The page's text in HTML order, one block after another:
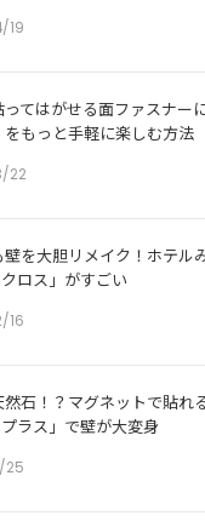
19
てはがせる面ファスナー
をもっと手軽に楽しむ方法
22
を大胆リメイク！ホテル
クロス」がすごい
16
石！？マグネットで貼れ
プラス」で壁が大変身
25